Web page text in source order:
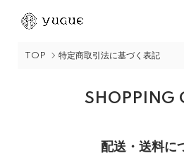
TOP 特定商取引法に基づく表記
SHOPPING
配送・送料に